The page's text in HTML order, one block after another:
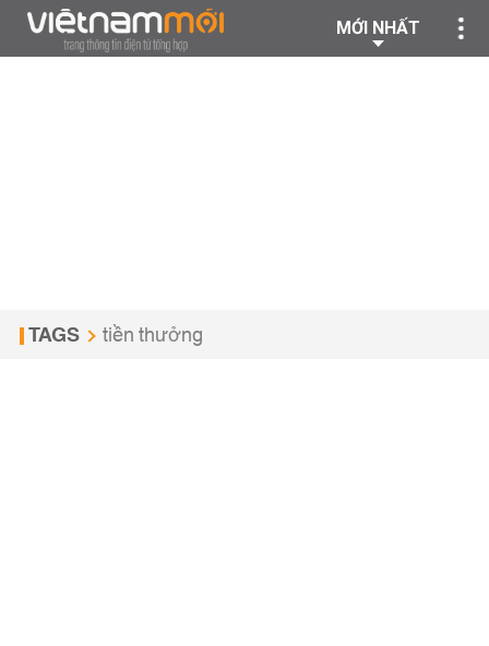
MỚI NHẤT
TAGS tiền thưởng